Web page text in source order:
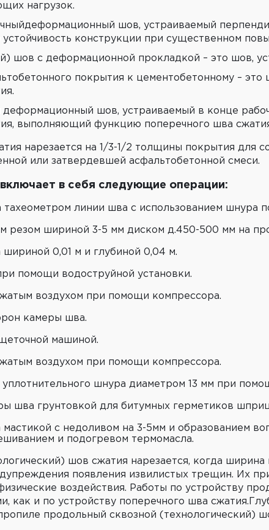
нагрузок.
шов, устраиваемый
конструкции при существенном
шов с деформационной прокладкой – это шов,
покрытия к цементобетонному – это
деформационный шов, устраиваемый в конце
выполняющий функцию поперечного шва
нарезается на 1/3-1/2 толщины покрытия для
или затвердевшей асфальтобетонной смеси.
в себя следующие операции:
тахеометром линии шва с использованием шнура
резом шириной 3-5 мм диском д.450-500 мм на
0,01 м и глубиной 0,04 м.
помощи водоструйной установки.
воздухом при помощи компрессора.
камеры шва.
машиной.
воздухом при помощи компрессора.
шнура диаметром 13 мм при
шва грунтовкой для битумных герметиков
c недоливом на 3-5мм и образованием
и подогревом термомасла.
шов сжатия нарезается, когда
появления извилистых трещин. Их
воздействия. Работы по устройству
как и по устройству поперечного шва
продольный сквозной (технологический)